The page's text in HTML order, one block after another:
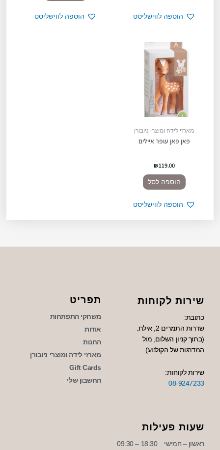
הוספה לווישליסט הוספה לווישליסט
מארזי לידה ומוצרי ניובורן
פאן פאן עופר איילים
₪119.00
הוספה לסל
הוספה לווישליסט
שירות לקוחות
כתובת:
שדרות התמרים 2, אילת.
(בתוך קניון השלום, מול
המדרגות של הקולנוע).
שירות לקוחות:
08-9247233
תפריט
משחקי התפתחות
אודות
החנות
מארזי לידה ומוצרי ניובורן
Gift Cards
החשבון שלי
שעות פעילות
ראשון – חמישי 18:30 – 09:30